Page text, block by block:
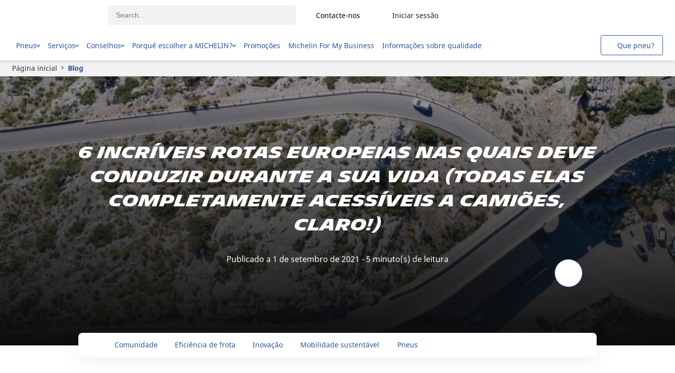
Contacte-nos Iniciar sessão
Pneus Serviços Conselhos Porquê escolher a MICHELIN? Promoções Michelin For My Business Informações sobre qualidade Que pneu?
Página inicial Blog
6 incríveis rotas europeias nas quais deve
conduzir durante a sua vida (todas elas
completamente acessíveis a camiões,
claro!)
Publicado a 1 de setembro de 2021 - 5 minuto(s) de leitura
Comunidade Eficiência de frota Inovação Mobilidade sustentável Pneus